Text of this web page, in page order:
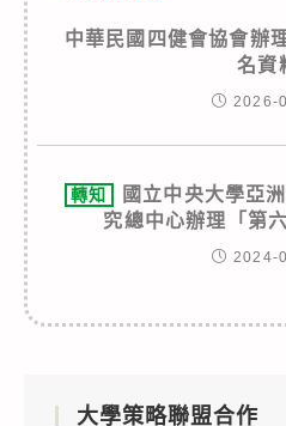
中華民國四健會協會辦
名資
2026-
轉知
國立中央大學亞
究總中心辦理「第
2024-
大學策略聯盟合作